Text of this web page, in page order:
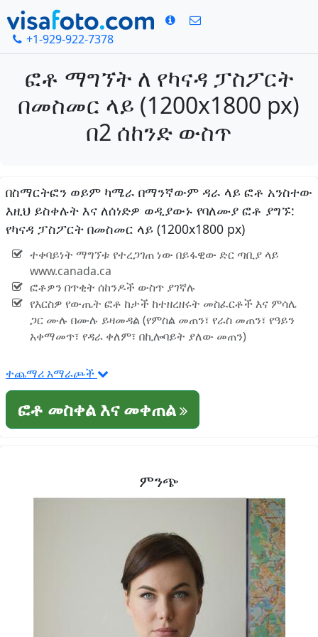
+1-929-922-7378
ፎቶ ማግኘት ለ የካናዳ ፓስፖርት
በመስመር ላይ (1200x1800 px)
በ2 ሰከንድ ውስጥ
በስማርትፎን ወይም ካሜራ በማንኛውም ዳራ ላይ ፎቶ አንስተው
እዚህ ይስቀሉት እና ለሰነድዎ ወዲያውኑ የባለሙያ ፎቶ ያግኙ:
የካናዳ ፓስፖርት በመስመር ላይ (1200x1800 px)
ተቀባይነት ማግኘቱ የተረጋገጠ ነው በይፋዊው ድር ጣቢያ ላይ
www.canada.ca
ፎቶዎን በጥቂት ሰከንዶች ውስጥ ያገኛሉ
የእርስዎ የውጤት ፎቶ ከታች ከተዘረዘሩት መስፈርቶች እና ምሳሌ
ጋር ሙሉ በሙሉ ይዛመዳል (የምስል መጠን፣ የራስ መጠን፣ የዓይን
አቀማመጥ፣ የዳራ ቀለም፣ በኪሎባይት ያለው መጠን)
ተጨማሪ አማራጮች
ፎቶ መስቀል እና መቀጠል
ምንጭ